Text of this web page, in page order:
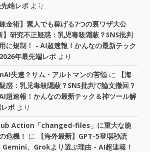
端レポ より
金術】素人でも稼げる7つの裏ワザ大公
】研究不正疑惑：乳児毒殺隠蔽？SNS批判
に規制！ - AI超速報！かんなの最新テック
年最先端レポ より
失速？サム・アルトマンの苦悩 に
【海
惑：乳児毒殺隠蔽？SNS批判で論文撤回？
超速報！かんなの最新テック＆神ツール解
ポ より
Action「changed-files」に重大な脆
危機！ に
【海外最新】GPT-5登場秒読
、Grokより選ぶ理由 - AI超速報！